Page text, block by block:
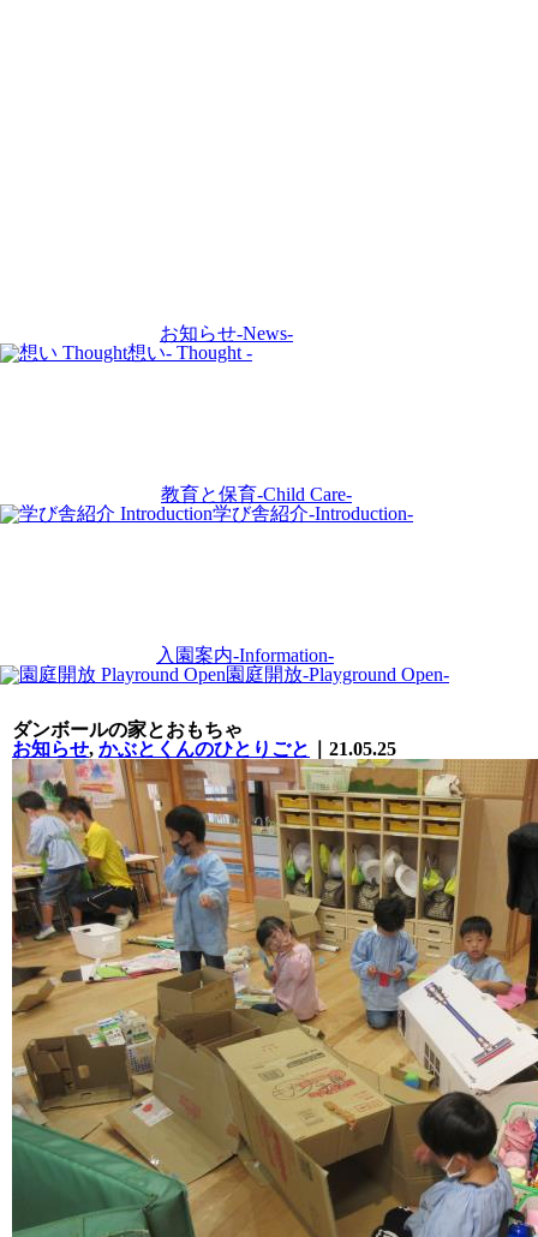
お知らせ-News-
想い- Thought -
教育と保育-Child Care-
学び舎紹介-Introduction-
入園案内-Information-
園庭開放-Playground Open-
ダンボールの家とおもちゃ
お知らせ, かぶとくんのひとりごと ｜21.05.25